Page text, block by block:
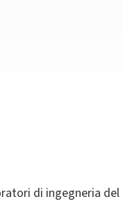
di ingegneria del